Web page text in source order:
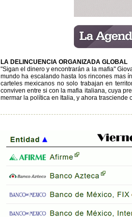
LA DELINCUENCIA ORGANIZADA GLOBAL
"Sigan el dinero y encontrarán a la mafia"
mundo ha escalando hasta los rincones mas
carteles mexicanos no solo trabajan en
conviven entre si con la mafia italiana, cuya
mermar la política en Italia, y ahora trasciende